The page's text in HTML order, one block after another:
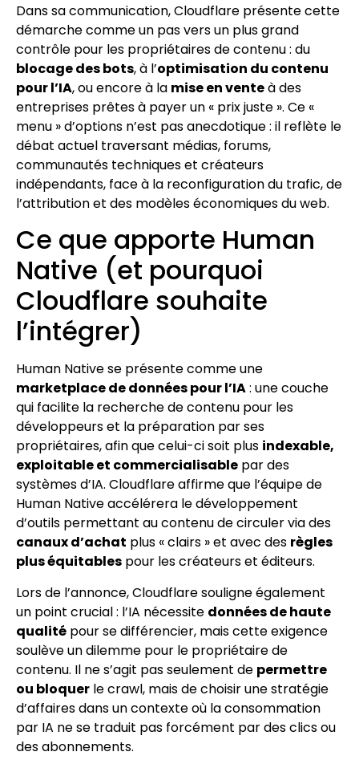
Dans sa communication, Cloudflare présente cette
démarche comme un pas vers un plus grand
contrôle pour les propriétaires de contenu : du
blocage des bots, à l’optimisation du contenu
pour l’IA, ou encore à la mise en venteà des
entreprises prêtes à payer un « prix juste ». Ce «
menu » d’options n’est pas anecdotique : il reflète le
débat actuel traversant médias, forums,
communautés techniques et créateurs
indépendants, face à la reconfiguration du trafic, de
l’attribution et des modèles économiques du web.
Ce que apporte Human
Native (et pourquoi
Cloudflare souhaite
l’intégrer)
Human Native se présente comme une
marketplace de données pour l’IA: une couche
qui facilite la recherche de contenu pour les
développeurs et la préparation par ses
propriétaires, afin que celui-ci soit plus indexable,
exploitable et commercialisable par des
systèmes d’IA. Cloudflare affirme que l’équipe de
Human Native accélérera le développement
d’outils permettant au contenu de circuler via des
canaux d’achat plus « clairs » et avec des règles
plus équitables pour les créateurs et éditeurs.
Lors de l’annonce, Cloudflare souligne également
un point crucial : l’IA nécessite données de haute
qualité pour se différencier, mais cette exigence
soulève un dilemme pour le propriétaire de
contenu. Il ne s’agit pas seulement de permettre
ou bloquer le crawl, mais de choisir une stratégie
d’affaires dans un contexte où la consommation
par IA ne se traduit pas forcément par des clics ou
des abonnements.